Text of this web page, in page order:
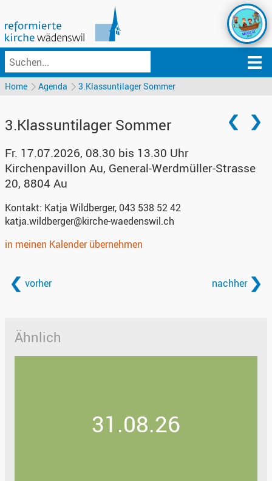
Home Agenda 3.Klassuntilager Sommer
3.Klassuntilager Sommer
Fr. 17.07.2026, 08.30 bis 13.30 Uhr
Kirchenpavillon Au, General-Werdmüller-Strasse
20, 8804 Au
Kontakt: Katja Wildberger, 043 538 52 42
katja.wildberger@kirche-waedenswil.ch
in meinen Kalender übernehmen
vorher nachher
Ähnlich
31.08.26